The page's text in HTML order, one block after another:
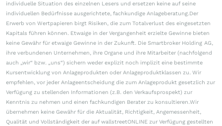
individuelle Situation des einzelnen Lesers und ersetzen keine auf seine
individuellen Bedürfnisse ausgerichtete, fachkundige Anlageberatung.Der
Erwerb von Wertpapieren birgt Risiken, die zum Totalverlust des eingesetzten
Kapitals führen können. Etwaige in der Vergangenheit erzielte Gewinne bieten
keine Gewähr für etwaige Gewinne in der Zukunft. Die Smartbroker Holding AG,
ihre verbundenen Unternehmen, ihre Organe und ihre Mitarbeiter (nachfolgend
auch „wir“ bzw. „uns“) sichern weder explizit noch implizit eine bestimmte
Kursentwicklung von Anlageprodukten oder Anlageproduktklassen zu. Wir
empfehlen, vor jeder Anlageentscheidung die zum Anlageprodukt gesetzlich zur
Verfügung zu stellenden Informationen (z.B. den Verkaufsprospekt) zur
Kenntnis zu nehmen und einen fachkundigen Berater zu konsultieren.Wir
übernehmen keine Gewähr für die Aktualität, Richtigkeit, Angemessenheit,
Qualität und Vollständigkeit der auf wallstreetONLINE zur Verfügung gestellten